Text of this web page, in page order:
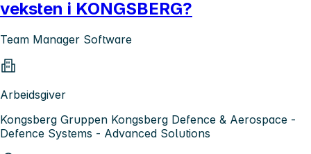
veksten i KONGSBERG?
Team Manager Software
Arbeidsgiver
Kongsberg Gruppen Kongsberg Defence & Aerospace -
Defence Systems - Advanced Solutions